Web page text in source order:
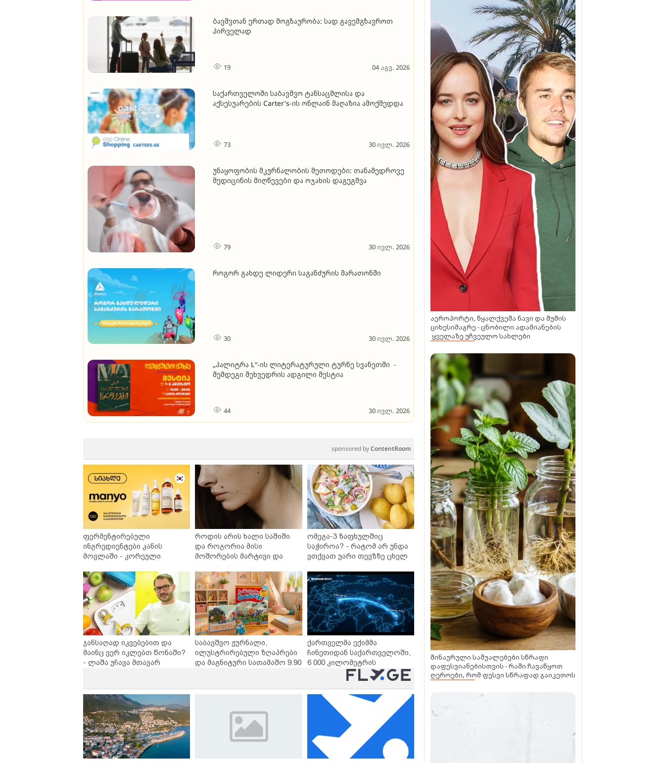
ბავშვთან ერთად მოგზაურობა: სად გავემგზავროთ
პირველად
19 04 აგვ. 2026
საქართველოში საბავშვო ტანსაცმლისა და
აქსესუარების Carter’s-ის ონლაინ მაღაზია ამოქმედდა
73 30 ივლ. 2026
უნაყოფობის მკურნალობის მეთოდები: თანამედროვე
მედიცინის მიღწევები და ოჯახის დაგეგმვა
79 30 ივლ. 2026
როგორ გახდე ლიდერი საგანძურის მარათონში
30 30 ივლ. 2026
„პალიტრა L“-ის ლიტერატურული ტურნე სვანეთში -
შემდეგი შეხვედრის ადგილი მესტია
44 30 ივლ. 2026
sponsored byContentRoom
ფერმენტირებული
ინგრედიენტები კანის
მოვლაში - კორეული
საქართველოშია
როდის არის ხალი საშიში
და როგორია მისი
მოშორების მარტივი და
ომეგა-3 ზაფხულშიც
საჭიროა? - რატომ არ უნდა
ვთქვათ უარი თევზზე ცხელ
ჯანსაღად იკვებებით და
მაინც ვერ იკლებთ წონაში?
- ლაშა უჩავა მთავარ
საბავშვო ჟურნალი,
ილუსტრირებული ზღაპრები
და მაგნიტური სათამაშო 9.90
ქართველმა ექიმმა
ჩინეთიდან საქართველოში,
6 000 კილომეტრის
დაშორებით,
ტელერობოტული ოპერაცია
ჩაატარა - ისტორია
დაწერილია
აეროპორტი, წყალქვეშა ნავი და შუშის
ციხესიმაგრე - ცნობილი ადამიანების
ყველაზე უჩვეულო სახლები
შინაურული საშუალებები სწრაფი
დაფესვიანებისთვის - რაში ჩავაწყოთ
ღეროები, რომ ფესვი სწრაფად გაიკეთოს